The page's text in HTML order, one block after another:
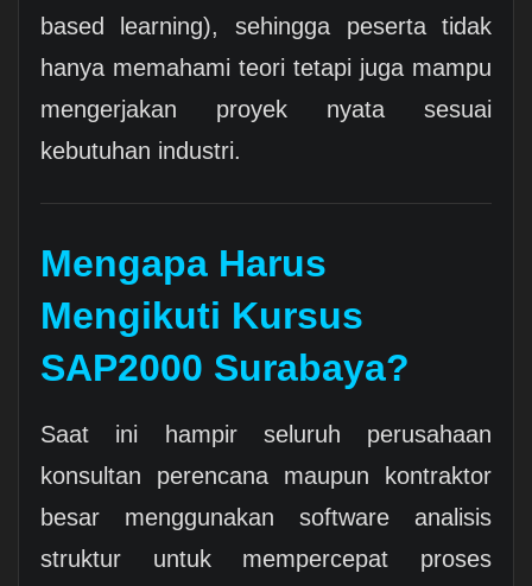
based learning), sehingga peserta tidak
hanya memahami teori tetapi juga mampu
mengerjakan proyek nyata sesuai
kebutuhan industri.
Mengapa Harus
Mengikuti Kursus
SAP2000 Surabaya?
Saat ini hampir seluruh perusahaan
konsultan perencana maupun kontraktor
besar menggunakan software analisis
struktur untuk mempercepat proses